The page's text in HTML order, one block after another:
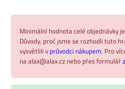
Minimální hodnota celé objednávky je
Důvody, proč jsme se rozhodli tuto
vysvětlili v průvodci nákupem. Pro
na alax@alax.cz nebo přes formulář